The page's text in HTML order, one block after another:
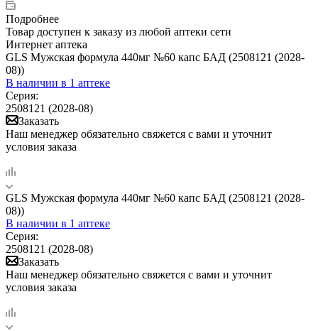
Подробнее
Товар доступен к заказу из любой аптеки сети
Интернет аптека
GLS Мужская формула 440мг №60 капс БАД (2508121 (2028-
08))
В наличии в 1 аптеке
Серия:
2508121 (2028-08)
Заказать
Наш менеджер обязательно свяжется с вами и уточнит
условия заказа
GLS Мужская формула 440мг №60 капс БАД (2508121 (2028-
08))
В наличии в 1 аптеке
Серия:
2508121 (2028-08)
Заказать
Наш менеджер обязательно свяжется с вами и уточнит
условия заказа